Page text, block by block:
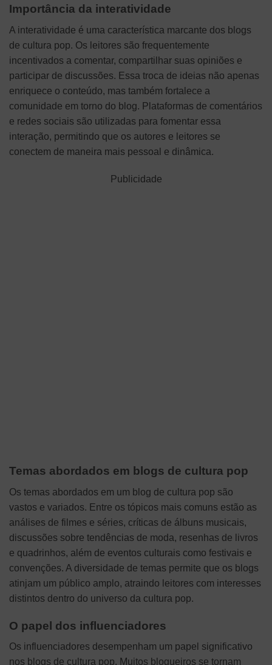
Importância da interatividade
A interatividade é uma característica marcante dos blogs
de cultura pop. Os leitores são frequentemente
incentivados a comentar, compartilhar suas opiniões e
participar de discussões. Essa troca de ideias não apenas
enriquece o conteúdo, mas também fortalece a
comunidade em torno do blog. Plataformas de comentários
e redes sociais são utilizadas para fomentar essa
interação, permitindo que os autores e leitores se
conectem de maneira mais pessoal e dinâmica.
Publicidade
Temas abordados em blogs de cultura pop
Os temas abordados em um blog de cultura pop são
vastos e variados. Entre os tópicos mais comuns estão as
análises de filmes e séries, críticas de álbuns musicais,
discussões sobre tendências de moda, resenhas de livros
e quadrinhos, além de eventos culturais como festivais e
convenções. A diversidade de temas permite que os blogs
atinjam um público amplo, atraindo leitores com interesses
distintos dentro do universo da cultura pop.
O papel dos influenciadores
Os influenciadores desempenham um papel significativo
nos blogs de cultura pop. Muitos blogueiros se tornam